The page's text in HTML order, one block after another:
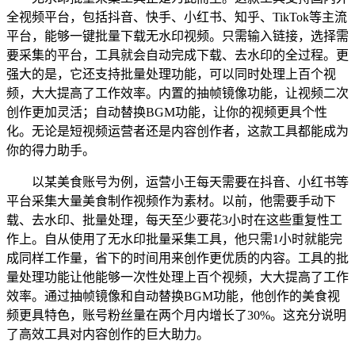
全视频平台，包括抖音、快手、小红书、知乎、TikTok等主流
平台，能够一键批量下载无水印视频。只需输入链接，选择需
要采集的平台，工具就会自动完成下载、去水印的全过程。更
强大的是，它还支持批量处理功能，可以同时处理上百个视
频，大大提高了工作效率。内置的抽帧镜像功能，让视频二次
创作更加灵活；自动替换BGM功能，让你的视频更具个性
化。无论是短视频运营者还是内容创作者，这款工具都能成为
你的得力助手。
以某美食账号为例，运营小王每天需要在抖音、小红书等
平台采集大量美食制作视频作为素材。以前，他需要手动下
载、去水印、批量处理，每天至少要花3小时在这些重复性工
作上。自从使用了无水印批量采集工具，他只需1小时就能完
成同样工作量，省下的时间用来创作更优质的内容。工具的批
量处理功能让他能够一次性处理上百个视频，大大提高了工作
效率。通过抽帧镜像和自动替换BGM功能，他创作的美食视
频更具特色，账号粉丝量在两个月内增长了30%。这充分说明
了高效工具对内容创作的巨大助力。